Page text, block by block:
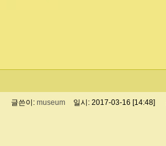
글쓴이: museum 일시: 2017-03-16 [14:48]